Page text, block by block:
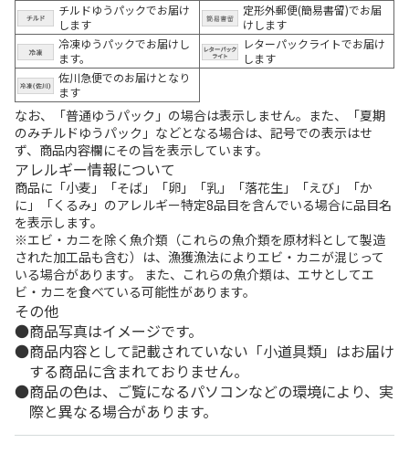
チルドゆうパックでお届け
します
定形外郵便(簡易書留)でお届
けします
冷凍ゆうパックでお届けし
ます。
レターパックライトでお届け
します
佐川急便でのお届けとなり
ます
なお、「普通ゆうパック」の場合は表示しません。また、「夏期
のみチルドゆうパック」などとなる場合は、記号での表示はせ
ず、商品内容欄にその旨を表示しています。
アレルギー情報について
商品に「小麦」「そば」「卵」「乳」「落花生」「えび」「か
に」「くるみ」のアレルギー特定8品目を含んでいる場合に品目名
を表示します。
※エビ・カニを除く魚介類（これらの魚介類を原材料として製造
された加工品も含む）は、漁獲漁法によりエビ・カニが混じって
いる場合があります。 また、これらの魚介類は、エサとしてエ
ビ・カニを食べている可能性があります。
その他
商品写真はイメージです。
商品内容として記載されていない「小道具類」はお届け
する商品に含まれておりません。
商品の色は、ご覧になるパソコンなどの環境により、実
際と異なる場合があります。